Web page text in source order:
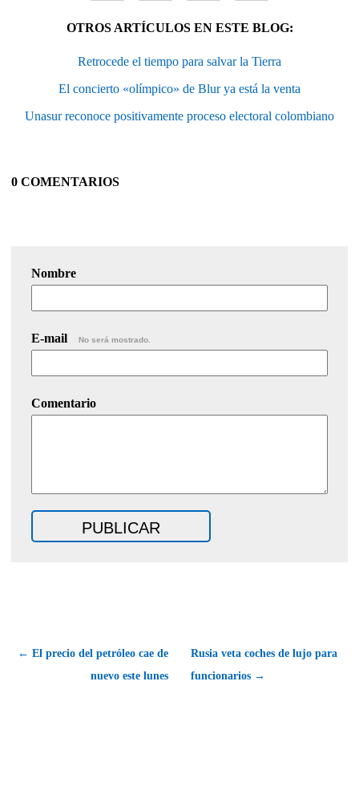
OTROS ARTÍCULOS EN ESTE BLOG:
Retrocede el tiempo para salvar la Tierra
El concierto «olímpico» de Blur ya está la venta
Unasur reconoce positivamente proceso electoral colombiano
0 COMENTARIOS
Nombre
E-mail No será mostrado.
Comentario
← El precio del petróleo cae de
nuevo este lunes
Rusia veta coches de lujo para
funcionarios →